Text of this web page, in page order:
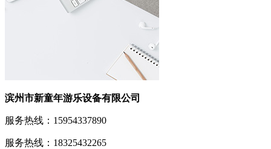
滨州市新童年游乐设备有限公司
服务热线：15954337890
服务热线：18325432265